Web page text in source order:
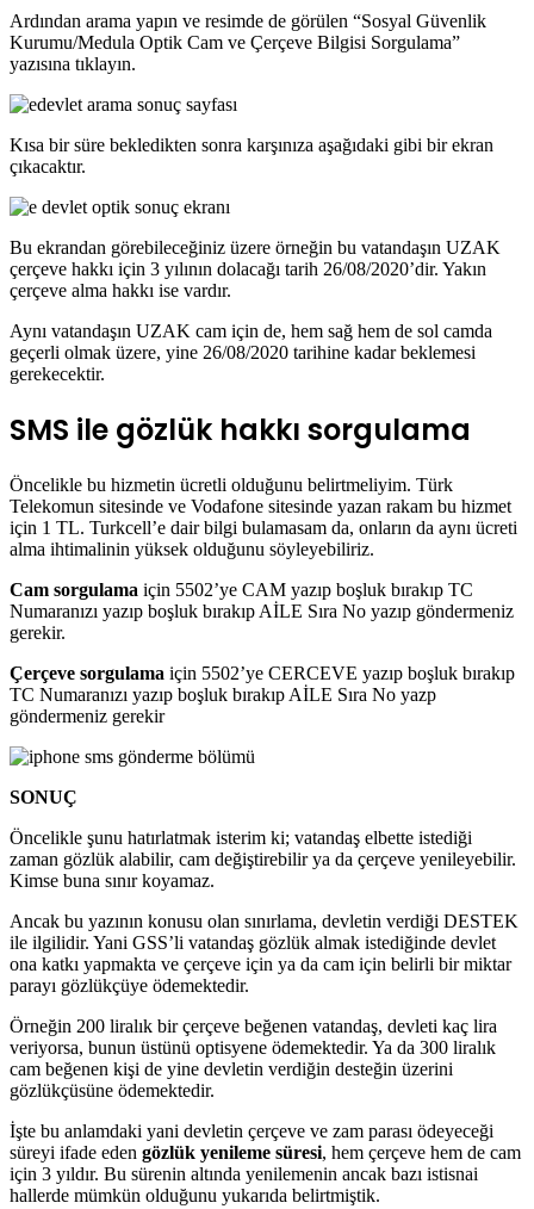
Ardından arama yapın ve resimde de görülen “Sosyal Güvenlik
Kurumu/Medula Optik Cam ve Çerçeve Bilgisi Sorgulama”
yazısına tıklayın.
Kısa bir süre bekledikten sonra karşınıza aşağıdaki gibi bir ekran
çıkacaktır.
Bu ekrandan görebileceğiniz üzere örneğin bu vatandaşın UZAK
çerçeve hakkı için 3 yılının dolacağı tarih 26/08/2020’dir. Yakın
çerçeve alma hakkı ise vardır.
Aynı vatandaşın UZAK cam için de, hem sağ hem de sol camda
geçerli olmak üzere, yine 26/08/2020 tarihine kadar beklemesi
gerekecektir.
SMS ile gözlük hakkı sorgulama
Öncelikle bu hizmetin ücretli olduğunu belirtmeliyim. Türk
Telekomun sitesinde ve Vodafone sitesinde yazan rakam bu hizmet
için 1 TL. Turkcell’e dair bilgi bulamasam da, onların da aynı ücreti
alma ihtimalinin yüksek olduğunu söyleyebiliriz.
Cam sorgulama için 5502’ye CAM yazıp boşluk bırakıp TC
Numaranızı yazıp boşluk bırakıp AİLE Sıra No yazıp göndermeniz
gerekir.
Çerçeve sorgulama için 5502’ye CERCEVE yazıp boşluk bırakıp
TC Numaranızı yazıp boşluk bırakıp AİLE Sıra No yazp
göndermeniz gerekir
SONUÇ
Öncelikle şunu hatırlatmak isterim ki; vatandaş elbette istediği
zaman gözlük alabilir, cam değiştirebilir ya da çerçeve yenileyebilir.
Kimse buna sınır koyamaz.
Ancak bu yazının konusu olan sınırlama, devletin verdiği DESTEK
ile ilgilidir. Yani GSS’li vatandaş gözlük almak istediğinde devlet
ona katkı yapmakta ve çerçeve için ya da cam için belirli bir miktar
parayı gözlükçüye ödemektedir.
Örneğin 200 liralık bir çerçeve beğenen vatandaş, devleti kaç lira
veriyorsa, bunun üstünü optisyene ödemektedir. Ya da 300 liralık
cam beğenen kişi de yine devletin verdiğin desteğin üzerini
gözlükçüsüne ödemektedir.
İşte bu anlamdaki yani devletin çerçeve ve zam parası ödeyeceği
süreyi ifade eden gözlük yenileme süresi, hem çerçeve hem de cam
için 3 yıldır. Bu sürenin altında yenilemenin ancak bazı istisnai
hallerde mümkün olduğunu yukarıda belirtmiştik.